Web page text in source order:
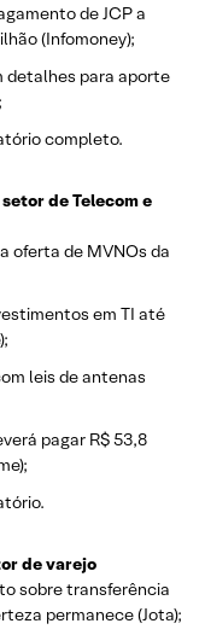
de JCP a
(Infomoney);
detalhes para aporte
completo.
de Telecom e
oferta de MVNOs da
em TI até
leis de antenas
pagar R$ 53,8
de varejo
sobre transferência
permanece (Jota);